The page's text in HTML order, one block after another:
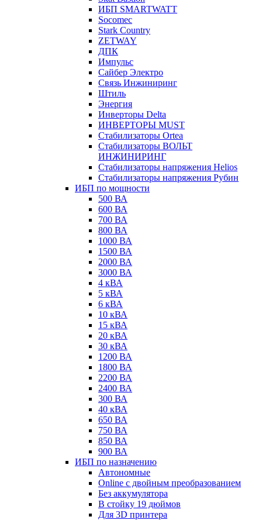
ИБП SMARTWATT
Socomec
Stark Country
ZETWAY
ДПК
Импульс
Сайбер Электро
Связь Инжиниринг
Штиль
Энергия
Инверторы Delta
ИНВЕРТОРЫ MUST
Стабилизаторы Ortea
Стабилизаторы ВОЛЬТ
ИНЖИНИРИНГ
Стабилизаторы напряжения Helios
Стабилизаторы напряжения Рубин
ИБП по мощности
500 ВА
600 ВА
700 ВА
800 ВА
1000 ВА
1500 ВА
2000 ВА
3000 ВА
4 кВА
5 кВА
6 кВА
10 кВА
15 кВА
20 кВА
30 кВА
1200 ВА
1800 ВА
2200 ВА
2400 ВА
300 ВА
40 кВА
650 ВА
750 ВА
850 ВА
900 ВА
ИБП по назначению
Автономные
Online с двойным преобразованием
Без аккумулятора
В стойку 19 дюймов
Для 3D принтера